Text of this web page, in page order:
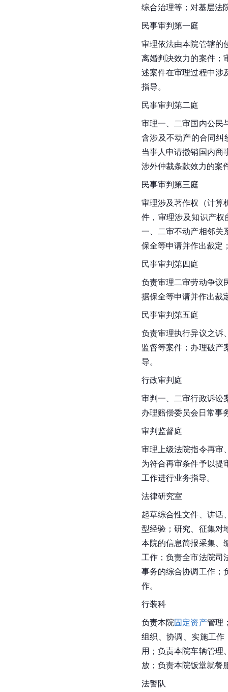
综合治理等；对基层法
民事审判第一庭
审理依法由本院管辖的
离婚判决效力的案件；
述案件在审理过程中涉
指导。
民事审判第二庭
审理一、二审国内公民
含涉及不动产的合同纠
当事人申请撤销国内商
涉外仲裁条款效力的案
民事审判第三庭
审理涉及著作权（计算
件，审理涉及知识产权
一、二审不动产相邻关
保全等申请并作出裁定
民事审判第四庭
负责审理二审劳动争议
据保全等申请并作出裁
民事审判第五庭
负责审理执行异议之诉
监督等案件；办理破产
导。
行政审判庭
审判一、二审行政诉讼
办理赔偿委员会日常事
审判监督庭
审理上级法院指令再审
为符合再审条件予以提
工作进行业务指导。
法律研究室
起草综合性文件、讲话
型经验；研究、征集对
本院的信息简报采集、
工作；负责全市法院司
事务的综合协调工作；
作。
行装科
负责本院固定资产管理
组织、协调、实施工
用；负责本院车辆管理
放；负责本院饭堂就餐
法警队